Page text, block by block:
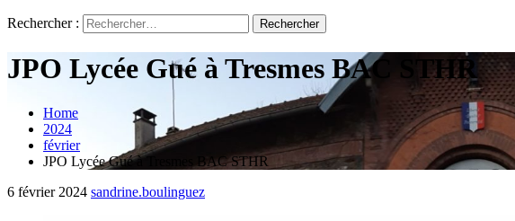
Rechercher :
JPO Lycée Gué à Tresmes BAC STHR
Home
2024
février
JPO Lycée Gué à Tresmes BAC STHR
6 février 2024 sandrine.boulinguez